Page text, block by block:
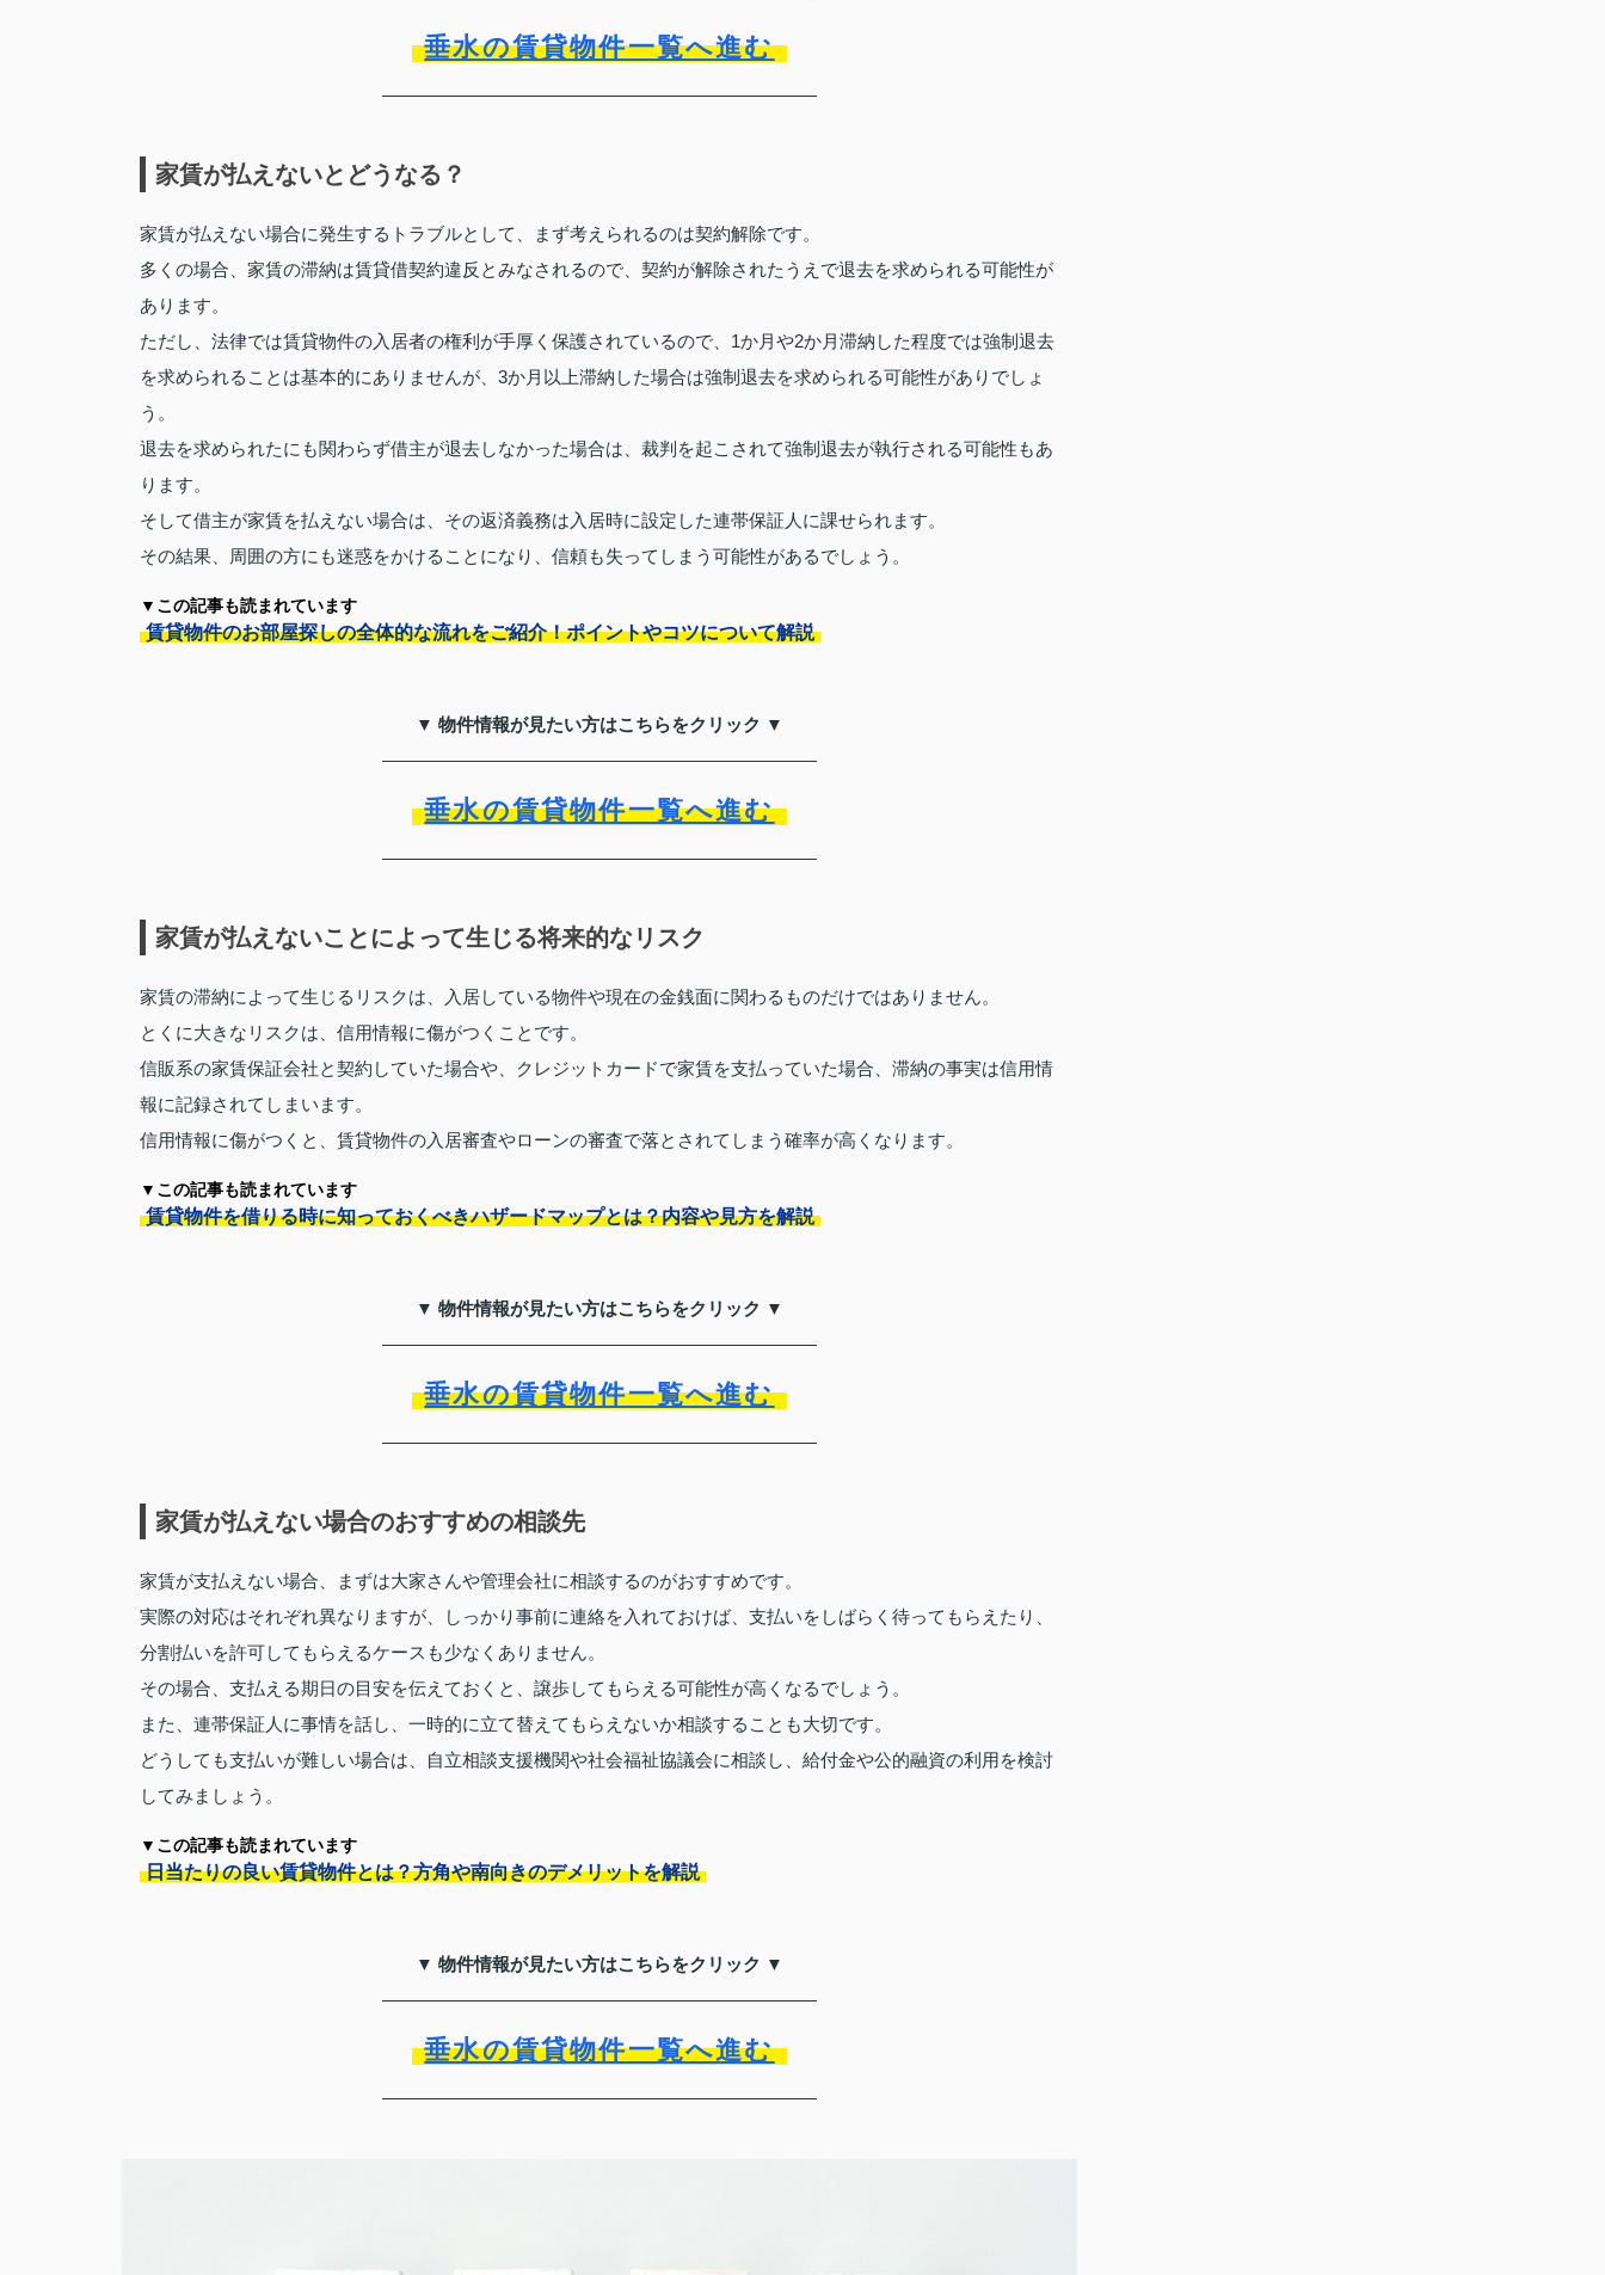
垂水の賃貸物件一覧へ進む
家賃が払えないとどうなる？
家賃が払えない場合に発生するトラブルとして、まず考えられるのは契約解除です。
多くの場合、家賃の滞納は賃貸借契約違反とみなされるので、契約が解除されたうえで退去を求められる可能性が
あります。
ただし、法律では賃貸物件の入居者の権利が手厚く保護されているので、1か月や2か月滞納した程度では強制退去
を求められることは基本的にありませんが、3か月以上滞納した場合は強制退去を求められる可能性がありでしょ
う。
退去を求められたにも関わらず借主が退去しなかった場合は、裁判を起こされて強制退去が執行される可能性もあ
ります。
そして借主が家賃を払えない場合は、その返済義務は入居時に設定した連帯保証人に課せられます。
その結果、周囲の方にも迷惑をかけることになり、信頼も失ってしまう可能性があるでしょう。
▼この記事も読まれています
賃貸物件のお部屋探しの全体的な流れをご紹介！ポイントやコツについて解説
▼ 物件情報が見たい方はこちらをクリック ▼
垂水の賃貸物件一覧へ進む
家賃が払えないことによって生じる将来的なリスク
家賃の滞納によって生じるリスクは、入居している物件や現在の金銭面に関わるものだけではありません。
とくに大きなリスクは、信用情報に傷がつくことです。
信販系の家賃保証会社と契約していた場合や、クレジットカードで家賃を支払っていた場合、滞納の事実は信用情
報に記録されてしまいます。
信用情報に傷がつくと、賃貸物件の入居審査やローンの審査で落とされてしまう確率が高くなります。
▼この記事も読まれています
賃貸物件を借りる時に知っておくべきハザードマップとは？内容や見方を解説
▼ 物件情報が見たい方はこちらをクリック ▼
垂水の賃貸物件一覧へ進む
家賃が払えない場合のおすすめの相談先
家賃が支払えない場合、まずは大家さんや管理会社に相談するのがおすすめです。
実際の対応はそれぞれ異なりますが、しっかり事前に連絡を入れておけば、支払いをしばらく待ってもらえたり、
分割払いを許可してもらえるケースも少なくありません。
その場合、支払える期日の目安を伝えておくと、譲歩してもらえる可能性が高くなるでしょう。
また、連帯保証人に事情を話し、一時的に立て替えてもらえないか相談することも大切です。
どうしても支払いが難しい場合は、自立相談支援機関や社会福祉協議会に相談し、給付金や公的融資の利用を検討
してみましょう。
▼この記事も読まれています
日当たりの良い賃貸物件とは？方角や南向きのデメリットを解説
▼ 物件情報が見たい方はこちらをクリック ▼
垂水の賃貸物件一覧へ進む